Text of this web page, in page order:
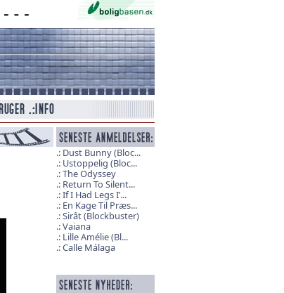
Dust Bunny (Bloc...
Ustoppelig (Bloc...
The Odyssey
Return To Silent...
If I Had Legs I’...
En Kage Til Præs...
Sirât (Blockbuster)
Vaiana
Lille Amélie (Bl...
Calle Málaga